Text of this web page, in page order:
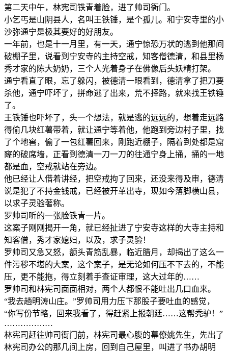
第二天中午，林宪司铁青着脸，进了帅司衙门。
小乞丐是山阴县人，名叫王铁锤，是个孤儿。和宁安寺里的小
沙弥通宁是极其要好的好朋友。
一年前，也是十一月里，有一天，通宁惊恐万状的逃到他那间
破棚子里，说看到宁安寺的主持空戒，知客僧德清，和县里杨
秀才家的陈大奶奶，三个人光着身子在佛像后头妖精打架。
通宁看直了眼，忘了躲闪，被德清一眼看到，德清拿了把刀要
杀他，通宁吓坏了，拼命逃了出来，荒不择路，就来找王铁锤
了。
王铁锤也吓坏了，头一个想法，就是逃的远远的，想着走远路
得偷几块红薯带着，就让通宁等着他，他跑到旁边村子里，找
了个地窖，偷了一包红薯回来，刚跑近棚子，隔着到处都是窟
窿的破席墙，正看到德清一刀一刀的往通宁身上捅，捅的一地
都是血，空戒就站在旁边。
他已经让人借着讲经，把空戒拘了回来，还没来得及审，德清
说是犯了不持金钱戒，已经被开革出寺，现如今落脚横山县，
以求子灵验著称。
罗帅司听的一张脸铁青一片。
这案子刚刚揭开一角，就已经扯进了宁安寺这样的大寺主持和
知客僧，秀才家媳妇，以及，求子灵验！
罗帅司又急又怒，额头青筋乱暴，临近腊月，却揭出了这么一
件污秽不堪的大案，这个案子，是无论如何压不下去的，不能
压，更不能拖，得立刻着手查证审理，这大过年的……
罗帅司和林宪司面面相对，两个人都恨不能吐出几口血来。
“我去趟明涛山庄。”罗帅司用力压下那股子要吐血的感觉，
“你写份节略，回来我看了，得赶紧上报朝廷……这帮秃驴！”
………………
林宪司赶往帅司衙门前，林宪司最心腹的幕僚姚先生，先出了
林宪司办公的那几间上房，回到自己屋里，叫进了书办胡明